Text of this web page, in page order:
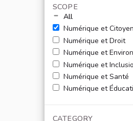
SCOPE
All
Numérique et
Numérique et Droit
Numérique et
Numérique et
Numérique et Santé
Numérique et
CATEGORY